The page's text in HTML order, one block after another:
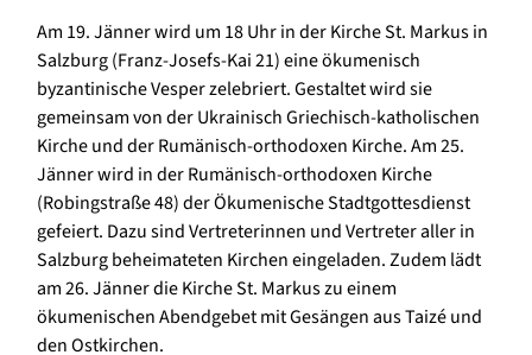
Am 19. Jänner wird um 18 Uhr in der Kirche St. Markus in
Salzburg (Franz-Josefs-Kai 21) eine ökumenisch
byzantinische Vesper zelebriert. Gestaltet wird sie
gemeinsam von der Ukrainisch Griechisch-katholischen
Kirche und der Rumänisch-orthodoxen Kirche. Am 25.
Jänner wird in der Rumänisch-orthodoxen Kirche
(Robingstraße 48) der Ökumenische Stadtgottesdienst
gefeiert. Dazu sind Vertreterinnen und Vertreter aller in
Salzburg beheimateten Kirchen eingeladen. Zudem lädt
am 26. Jänner die Kirche St. Markus zu einem
ökumenischen Abendgebet mit Gesängen aus Taizé und
den Ostkirchen.